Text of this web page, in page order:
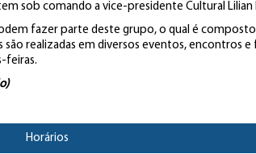
sob comando a vice-presidente Cultural Lilian
fazer parte deste grupo, o qual é
realizadas em diversos eventos, encontros e
feiras.
Horários